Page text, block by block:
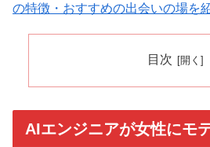
の特徴・おすすめの出会いの場を
目次
AIエンジニアが女性にモ